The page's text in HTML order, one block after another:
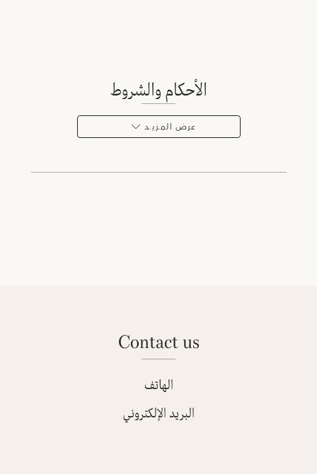
الأحكام والشروط
عرض المـزيـد
contact us
الهاتف
البريد الإلكتروني